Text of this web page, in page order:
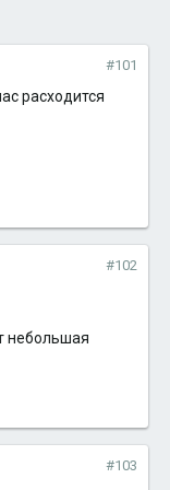
#101
расходится
#102
небольшая
#103